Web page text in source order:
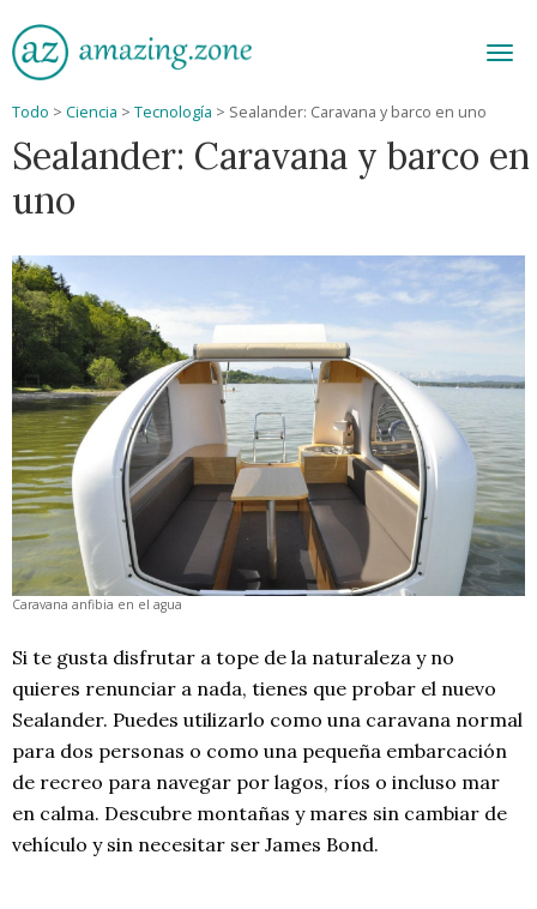
Todo > Ciencia > Tecnología > Sealander: Caravana y barco en uno
Sealander: Caravana y barco en
uno
Caravana anfibia en el agua
Si te gusta disfrutar a tope de la naturaleza y no
quieres renunciar a nada, tienes que probar el nuevo
Sealander. Puedes utilizarlo como una caravana normal
para dos personas o como una pequeña embarcación
de recreo para navegar por lagos, ríos o incluso mar
en calma. Descubre montañas y mares sin cambiar de
vehículo y sin necesitar ser James Bond.